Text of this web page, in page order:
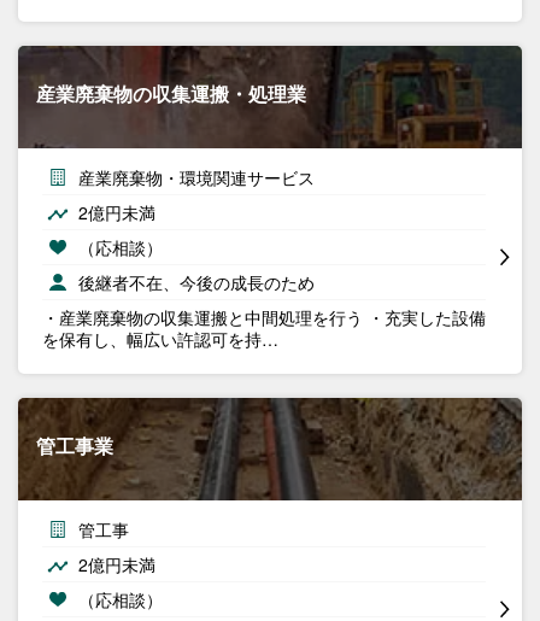
産業廃棄物の収集運搬・処理業
産業廃棄物・環境関連サービス
2億円未満
（応相談）
後継者不在、今後の成長のため
・産業廃棄物の収集運搬と中間処理を行う ・充実した設備
を保有し、幅広い許認可を持…
管工事業
管工事
2億円未満
（応相談）